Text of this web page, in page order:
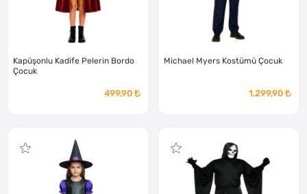
Kapüşonlu Kadife Pelerin Bordo
Çocuk
499,90
Michael Myers Kostümü Çocuk
1.299,90